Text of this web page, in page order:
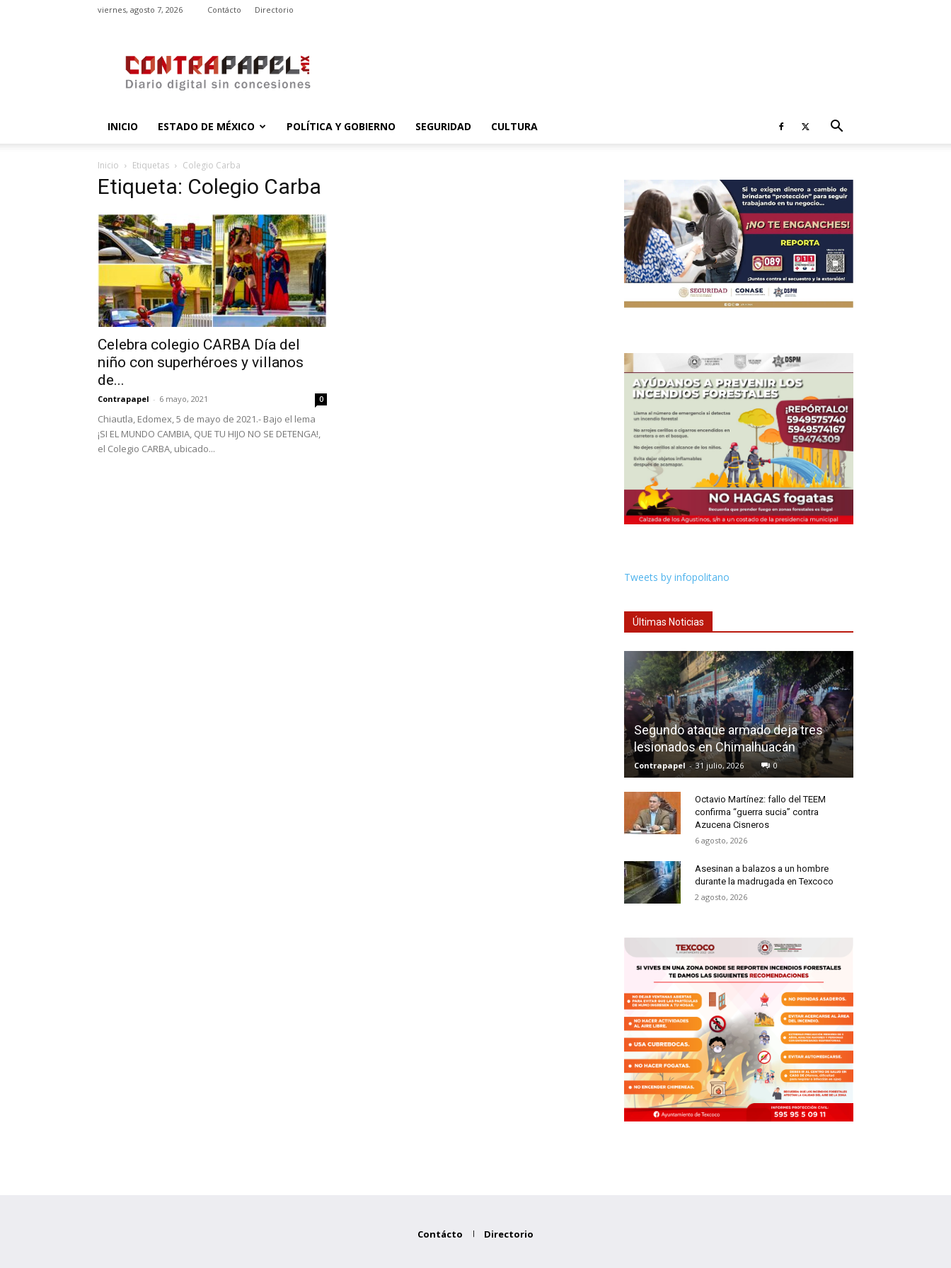
viernes, agosto 7, 2026 Contácto Directorio
INICIO ESTADO DE MÉXICO POLÍTICA Y GOBIERNO SEGURIDAD CULTURA
Inicio Etiquetas Colegio Carba
Etiqueta: Colegio Carba
Celebra colegio CARBA Día del
niño con superhéroes y villanos
de...
Contrapapel - 6 mayo, 2021 0
Chiautla, Edomex, 5 de mayo de 2021.- Bajo el lema
¡SI EL MUNDO CAMBIA, QUE TU HIJO NO SE DETENGA!,
el Colegio CARBA, ubicado...
Tweets by infopolitano
Últimas Noticias
Segundo ataque armado deja tres
lesionados en Chimalhuacán
Contrapapel - 31 julio, 2026 0
Octavio Martínez: fallo del TEEM
confirma “guerra sucia” contra
Azucena Cisneros
6 agosto, 2026
Asesinan a balazos a un hombre
durante la madrugada en Texcoco
2 agosto, 2026
Contácto Directorio